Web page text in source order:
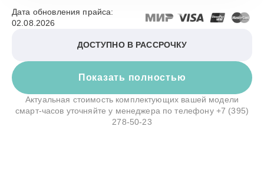
Показать полностью
Дата обновления прайса:
02.08.2026
ДОСТУПНО В РАССРОЧКУ
Актуальная стоимость комплектующих вашей модели
смарт-часов уточняйте у менеджера по телефону +7 (395)
278-50-23